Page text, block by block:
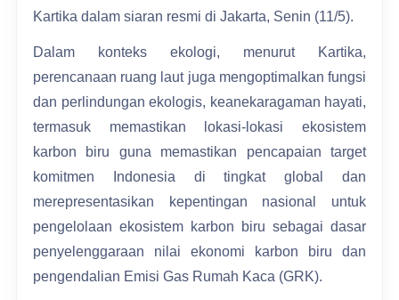
Kartika dalam siaran resmi di Jakarta, Senin (11/5).
Dalam konteks ekologi, menurut Kartika,
perencanaan ruang laut juga mengoptimalkan fungsi
dan perlindungan ekologis, keanekaragaman hayati,
termasuk memastikan lokasi-lokasi ekosistem
karbon biru guna memastikan pencapaian target
komitmen Indonesia di tingkat global dan
merepresentasikan kepentingan nasional untuk
pengelolaan ekosistem karbon biru sebagai dasar
penyelenggaraan nilai ekonomi karbon biru dan
pengendalian Emisi Gas Rumah Kaca (GRK).